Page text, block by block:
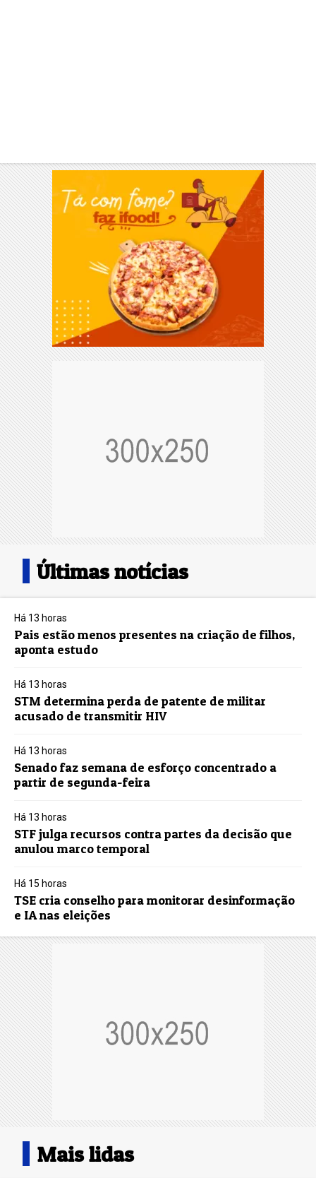
Últimas notícias
Há 13 horas
Pais estão menos presentes na criação de filhos,
aponta estudo
Há 13 horas
STM determina perda de patente de militar
acusado de transmitir HIV
Há 13 horas
Senado faz semana de esforço concentrado a
partir de segunda-feira
Há 13 horas
STF julga recursos contra partes da decisão que
anulou marco temporal
Há 15 horas
TSE cria conselho para monitorar desinformação
e IA nas eleições
Mais lidas